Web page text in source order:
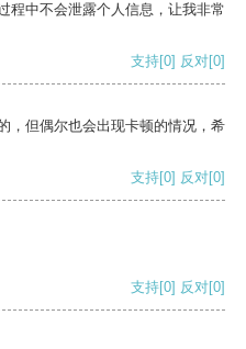
程中不会泄露个人信息，让我非常
支持[0] 反对[0]
，但偶尔也会出现卡顿的情况，希
支持[0] 反对[0]
支持[0] 反对[0]